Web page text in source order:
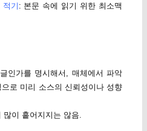
기 : 본문 속에 읽기 위한 최소맥
인가를 명시해서, 매체에서 파악
로 미리 소스의 신뢰성이나 성향
많이 흩어지지는 않음.